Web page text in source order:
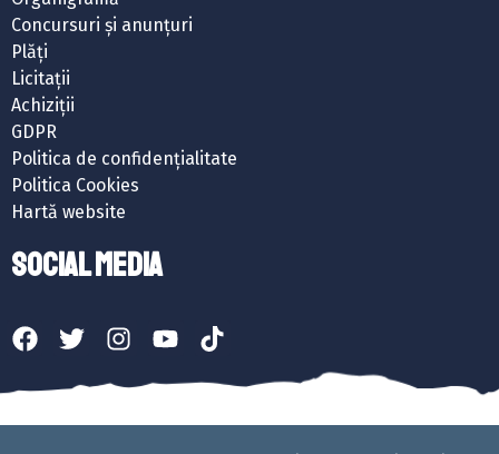
Concursuri și anunțuri
Plăți
Licitații
Achiziții
GDPR
Politica de confidențialitate
Politica Cookies
Hartă website
SOCIAL MEDIA